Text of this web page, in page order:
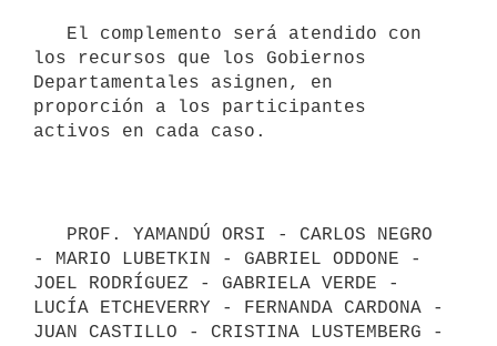
los recursos que los Gobiernos
Departamentales asignen, en
proporción a los participantes
activos en cada caso.
- MARIO LUBETKIN - GABRIEL ODDONE -
JOEL RODRÍGUEZ - GABRIELA VERDE -
LUCÍA ETCHEVERRY - FERNANDA CARDONA -
JUAN CASTILLO - CRISTINA LUSTEMBERG -